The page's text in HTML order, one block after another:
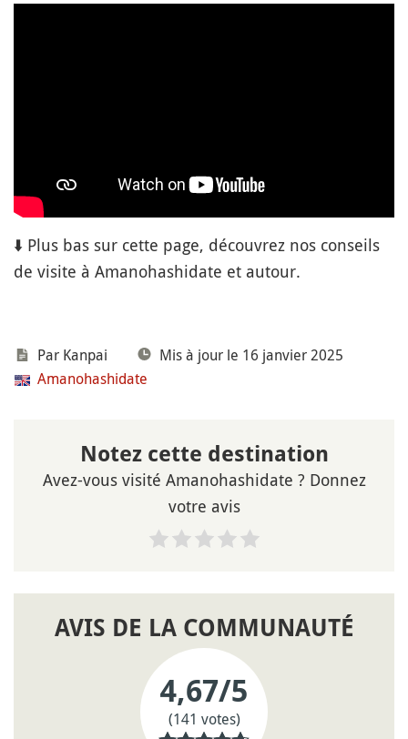
⬇️ Plus bas sur cette page, découvrez nos conseils
de visite à Amanohashidate et autour.
Par Kanpai
Mis à jour le 16 janvier 2025
Amanohashidate
Notez cette destination
Avez-vous visité Amanohashidate ? Donnez
votre avis
AVIS DE LA COMMUNAUTÉ
4,67/5
(141 votes)